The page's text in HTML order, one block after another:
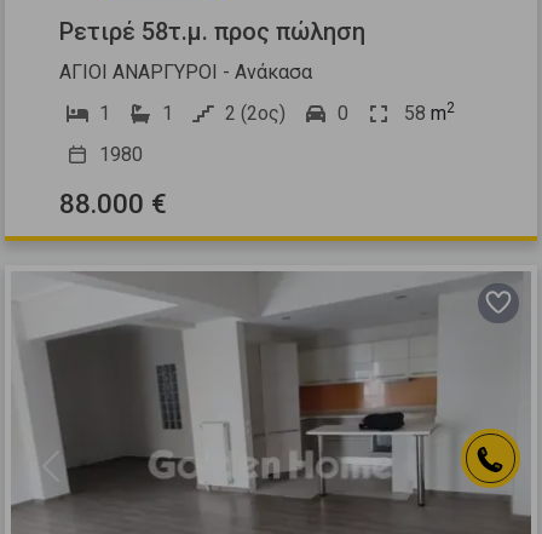
Ρετιρέ 58τ.μ. προς πώληση
ΑΓΙΟΙ ΑΝΑΡΓΥΡΟΙ - Ανάκασα
1
1 2 (2ος) 0 58 m2
1980
88.000 €
Previous Next